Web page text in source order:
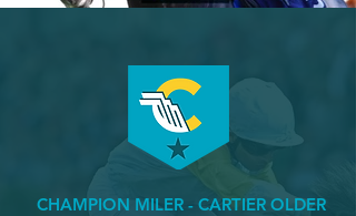
CHAMPION MILER - CARTIER OLDER